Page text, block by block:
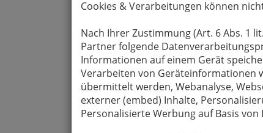
Cookies & Verarbeitungen können
Nach Ihrer Zustimmung (Art. 6 Abs. 1
Partner folgende
Informationen auf einem Gerät
Verarbeiten von Geräteinformationen
übermittelt werden, Webanalyse,
externer (embed) Inhalte,
Personalisierte Werbung auf Basis